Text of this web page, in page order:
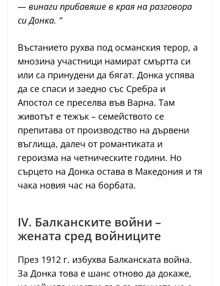
— винаги прибавяше в края на разговора
си Донка. “
Въстанието рухва под османския терор, а
мнозина участници намират смъртта си
или са принудени да бягат. Донка успява
да се спаси и заедно със Сребра и
Апостол се преселва във Варна. Там
животът е тежък – семейството се
препитава от производство на дървени
въглища, далеч от романтиката и
героизма на четническите години. Но
сърцето на Донка остава в Македония и тя
чака новия час на борбата.
IV. Балканските войни –
жената сред войниците
През 1912 г. избухва Балканската война.
За Донка това е шанс отново да докаже,